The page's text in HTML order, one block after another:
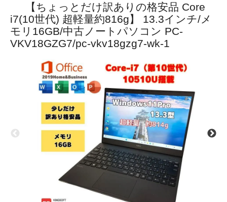
【ちょっとだけ訳ありの格安品 Core
i7(10世代) 超軽量約816g】 13.3インチ/メ
モリ16GB/中古ノートパソコン PC-
VKV18GZG7/pc-vkv18gzg7-wk-1